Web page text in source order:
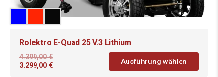
Rolektro E-Quad 25 V.3 Lithium
4.399,00€
3.299,00 € Ausführung wählen